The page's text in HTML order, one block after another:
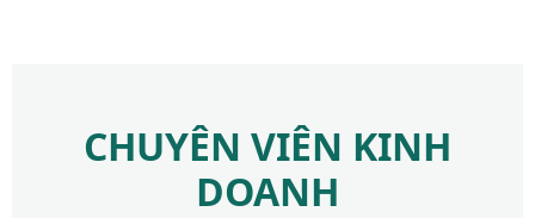
CHUYÊN VIÊN KINH
DOANH